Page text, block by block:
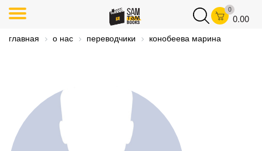
0
0.00
главная о нас переводчики конобеева марина